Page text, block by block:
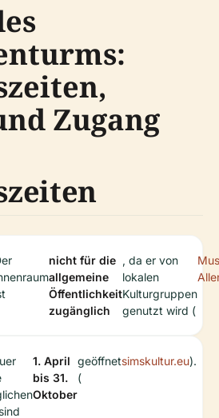
Zugang
nicht für die
allgemeine
Öffentlichkeit
zugänglich
, da er von
lokalen
Kulturgruppen
genutzt wird (
1. April
bis 31.
Oktober
geöffnet
(
simskultur.eu).